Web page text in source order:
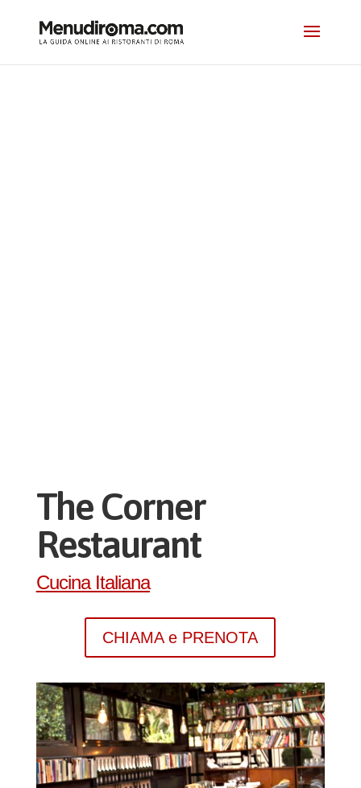
The Corner
Restaurant
Cucina Italiana
CHIAMA e PRENOTA